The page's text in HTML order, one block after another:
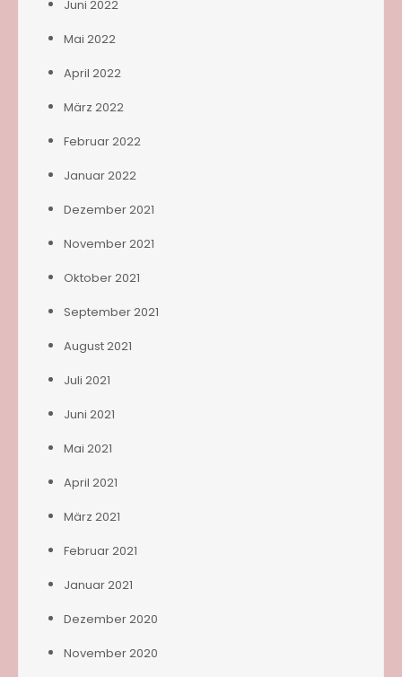
Juni 2022
Mai 2022
April 2022
März 2022
Februar 2022
Januar 2022
Dezember 2021
November 2021
Oktober 2021
September 2021
August 2021
Juli 2021
Juni 2021
Mai 2021
April 2021
März 2021
Februar 2021
Januar 2021
Dezember 2020
November 2020